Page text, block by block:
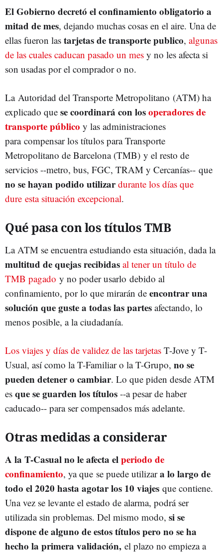
El Gobierno decretó el confinamiento obligatorio a
mitad de mes, dejando muchas cosas en el aire. Una de
ellas fueron las tarjetas de transporte publico, algunas
de las cuales caducan pasado un mes y no les afecta si
son usadas por el comprador o no.
La Autoridad del Transporte Metropolitano (ATM) ha
explicado que se coordinará con losoperadores de
transporte público y las administraciones
para compensar los títulos para Transporte
Metropolitano de Barcelona (TMB) y el resto de
servicios --metro, bus, FGC, TRAM y Cercanías-- que
no se hayan podido utilizar durante los días que
dure esta situación excepcional.
Qué pasa con los títulos TMB
La ATM se encuentra estudiando esta situación, dada la
multitud de quejas recibidas al tener un título de
TMB pagado y no poder usarlo debido al
confinamiento, por lo que mirarán de encontrar una
solución que guste a todas las partes afectando, lo
menos posible, a la ciudadanía.
Los viajes y días de validez de las tarjetas T-Jove y T-
Usual, así como la T-Familiar o la T-Grupo, no se
pueden detener o cambiar. Lo que piden desde ATM
es que se guarden los títulos --a pesar de haber
caducado-- para ser compensados más adelante.
Otras medidas a considerar
A la T-Casual no le afecta elperiodo de
confinamiento, ya que se puede utilizara lo largo de
todo el 2020 hasta agotar los 10 viajes que contiene.
Una vez se levante el estado de alarma, podrá ser
utilizada sin problemas. Del mismo modo, si se
dispone de alguno de estos títulos pero no se ha
hecho la primera validación, el plazo no empieza a